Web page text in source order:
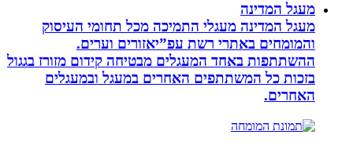
מעגל המדינה
מעגל המדינה מעגלי התמיכה מכל תחומי העיסוק
והמומחים באתרי רשת עפ”יאזורים וערים.
ההשתתפות באחד המעגלים מבטיחה קידום מזורז בגגול
בזכות כל המשתתפים האחרים במעגל ובמעגלים
האחרים.